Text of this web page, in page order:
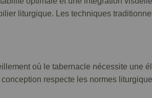
liturgique. Les techniques
où le tabernacle nécessite une
respecte les normes